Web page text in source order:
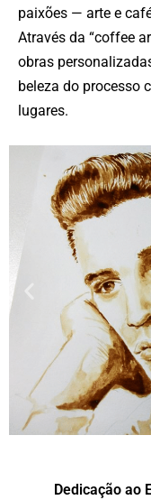
paixões — arte e
Através da “coffee
obras
beleza do processo
lugares.
Dedicação ao